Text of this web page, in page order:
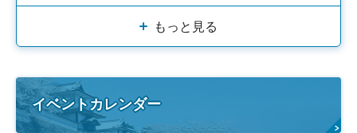
もっと見る
イベントカレンダー